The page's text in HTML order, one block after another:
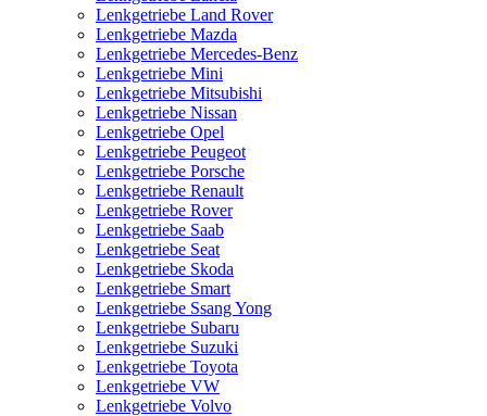
Lenkgetriebe Land Rover
Lenkgetriebe Mazda
Lenkgetriebe Mercedes-Benz
Lenkgetriebe Mini
Lenkgetriebe Mitsubishi
Lenkgetriebe Nissan
Lenkgetriebe Opel
Lenkgetriebe Peugeot
Lenkgetriebe Porsche
Lenkgetriebe Renault
Lenkgetriebe Rover
Lenkgetriebe Saab
Lenkgetriebe Seat
Lenkgetriebe Skoda
Lenkgetriebe Smart
Lenkgetriebe Ssang Yong
Lenkgetriebe Subaru
Lenkgetriebe Suzuki
Lenkgetriebe Toyota
Lenkgetriebe VW
Lenkgetriebe Volvo